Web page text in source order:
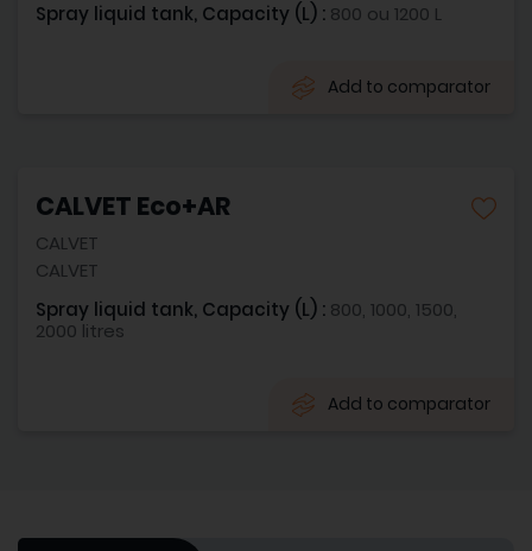
Spray liquid tank, Capacity (L) : 800 ou 1200 L
Add to comparator
CALVET Eco+AR
CALVET
CALVET
Spray liquid tank, Capacity (L) : 800, 1000, 1500,
2000 litres
Add to comparator